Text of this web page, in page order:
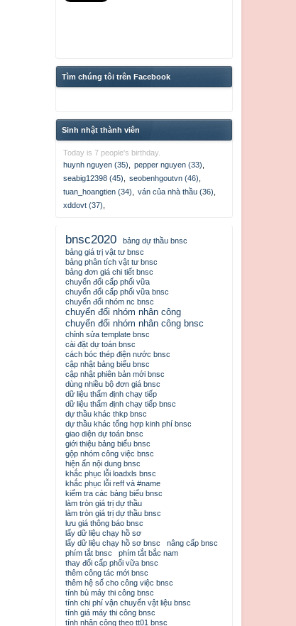
Tìm chúng tôi trên Facebook
Sinh nhật thành viên
Today is 7 people's birthday.
huynh nguyen (35)
pepper nguyen (33)
seabig12398 (45)
seobenhgoutvn (46)
tuan_hoangtien (34)
ván của nhà thầu (36)
xddovt (37)
bnsc2020
bảng dự thầu bnsc
bảng giá trị vật tư bnsc
bảng phân tích vật tư bnsc
bảng đơn giá chi tiết bnsc
chuyển đổi cấp phối vữa
chuyển đổi cấp phối vữa bnsc
chuyển đổi nhóm nc bnsc
chuyển đổi nhóm nhân công
chuyển đổi nhóm nhân công bnsc
chỉnh sửa template bnsc
cài đặt dự toán bnsc
cách bóc thép điện nước bnsc
cập nhật bảng biểu bnsc
cập nhật phiên bản mới bnsc
dùng nhiều bộ đơn giá bnsc
dữ liệu thẩm định chạy tiếp
dữ liệu thẩm định chạy tiếp bnsc
dự thầu khác thkp bnsc
dự thầu khác tổng hợp kinh phí bnsc
giao diện dự toán bnsc
giới thiệu bảng biểu bnsc
gộp nhóm công việc bnsc
hiện ẩn nội dung bnsc
khắc phục lỗi loadxls bnsc
khắc phục lỗi reff và #name
kiểm tra các bảng biểu bnsc
làm tròn giá trị dự thầu
làm tròn giá trị dự thầu bnsc
lưu giá thông báo bnsc
lấy dữ liệu chạy hồ sơ
lấy dữ liệu chạy hồ sơ bnsc
nâng cấp bnsc
phím tắt bnsc
phím tắt bắc nam
thay đổi cấp phối vữa bnsc
thêm công tác mới bnsc
thêm hệ số cho công việc bnsc
tính bù máy thi công bnsc
tính chi phí vận chuyển vật liệu bnsc
tính giá máy thi công bnsc
tính nhân công theo tt01 bnsc